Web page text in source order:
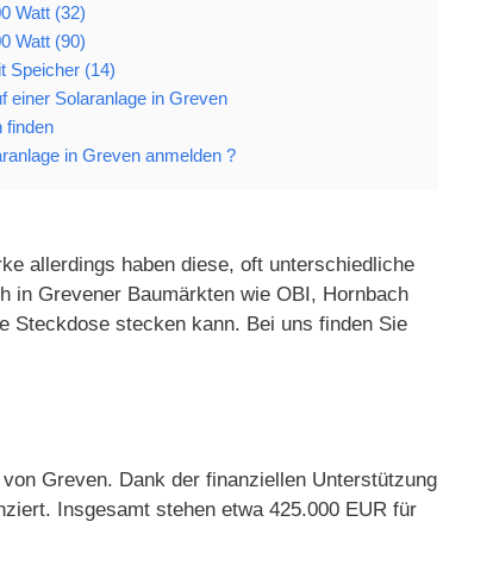
Watt (32)
Watt (90)
Speicher (14)
einer Solaranlage in Greven
finden
in Greven anmelden ?
allerdings haben diese, oft unterschiedliche
in Grevener Baumärkten wie OBI, Hornbach
Steckdose stecken kann. Bei uns finden Sie
Greven. Dank der finanziellen Unterstützung
Insgesamt stehen etwa 425.000 EUR für